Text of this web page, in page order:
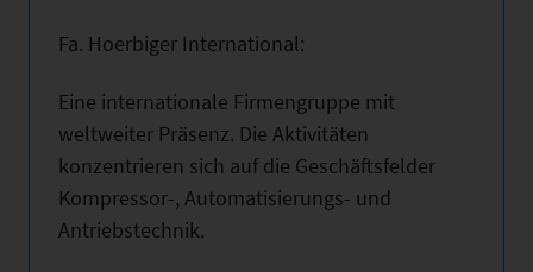
Fa. Hoerbiger International:
Eine internationale Firmengruppe mit
weltweiter Präsenz. Die Aktivitäten
konzentrieren sich auf die Geschäftsfelder
Kompressor-, Automatisierungs- und
Antriebstechnik.